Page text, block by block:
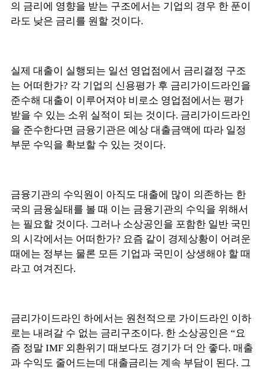
의 금리에 영향을 받는 구조에서는 기업의 경우 한 푼이
라도 낮은 금리를 원할 것이다.
실제 대출이 실행되는 일선 영업점에서 금리결정 구조
는 어떠한가? 각 기업의 신용평가 후 금리가이드라인을
준수해 대출이 이루어져야 비로소 영업점에서는 평가
받을 수 있는 소위 실적이 되는 것이다. 금리가이드라인
을 준수한다면 금융기관은 예상 대출금액에 따라 일정
부문 수익을 확보할 수 있는 것이다.
금융기관의 수익원이 아직도 대출에 많이 의존하는 한
국의 금융실태를 볼 때 이는 금융기관의 수익을 위해서
는 필요할 것이다. 그러나 소상공인을 포함한 일반 국민
의 시각에서는 어떠한가? 요즘 같이 경제상황이 어려운
때에는 정부는 물론 모든 기업과 국민이 상생해야 할 때
라고 여겨진다.
금리가이드라인 하에서는 원천적으로 가이드라인 이하
로는 내려갈 수 없는 금리구조이다. 한 소상공인은 “요
즘 정말 IMF 외환위기 때보다도 경기가 더 안 좋다. 매출
과 수익도 줄어드는데 대출금리는 계속 부담이 된다. 그